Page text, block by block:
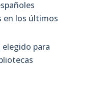
en los últimos
elegido para